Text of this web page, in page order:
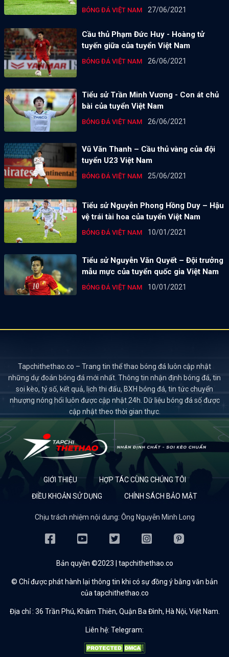
BÓNG ĐÁ VIỆT NAM 27/06/2021
Cầu thủ Phạm Đức Huy - Hoàng tử
tuyến giữa của tuyển Việt Nam
BÓNG ĐÁ VIỆT NAM 26/06/2021
Tiểu sử Trần Minh Vương - Con át chủ
bài của tuyển Việt Nam
BÓNG ĐÁ VIỆT NAM 26/06/2021
Vũ Văn Thanh – Cầu thủ vàng của đội
tuyển U23 Việt Nam
BÓNG ĐÁ VIỆT NAM 25/06/2021
Tiểu sử Nguyễn Phong Hồng Duy – Hậu
vệ trái tài hoa của tuyển Việt Nam
BÓNG ĐÁ VIỆT NAM 10/01/2021
Tiểu sử Nguyễn Văn Quyết – Đội trưởng
mẫu mực của tuyển quốc gia Việt Nam
BÓNG ĐÁ VIỆT NAM 10/01/2021
Tapchithethao.co – Trang tin thể thao bóng đá luôn cập nhật
những dự đoán bóng đá mới nhất. Thông tin nhận định bóng đá, tin
soi kèo, tỷ số, kết quả, lịch thi đấu, BXH bóng đá, tin tức chuyển
nhượng nóng hổi luôn được cập nhật 24h. Dữ liệu bóng đá số được
cập nhật theo thời gian thực.
GIỚI THIỆU
HỢP TÁC CÙNG CHÚNG TÔI
ĐIỀU KHOẢN SỬ DỤNG
CHÍNH SÁCH BẢO MẬT
Chịu trách nhiệm nội dung: Ông Nguyễn Minh Long
Bản quyền ©2023 | tapchithethao.co
© Chỉ được phát hành lại thông tin khi có sự đồng ý bằng văn bản
của tapchithethao.co
Địa chỉ : 36 Trần Phú, Khâm Thiên, Quận Ba Đình, Hà Nội, Việt Nam.
Liên hệ: Telegram: